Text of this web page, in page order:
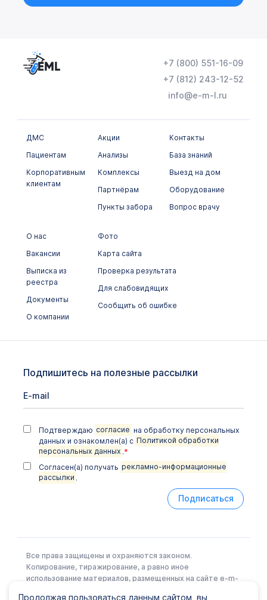
+7 (800) 551-16-09
+7 (812) 243-12-52
info@e-m-l.ru
ДМС
Пациентам
Корпоративным
клиентам
Акции
Анализы
Комплексы
Партнёрам
Пункты забора
Контакты
База знаний
Выезд на дом
Оборудование
Вопрос врачу
О нас
Вакансии
Выписка из
реестра
Документы
О компании
Фото
Карта сайта
Проверка результата
Для слабовидящих
Сообщить об ошибке
Подпишитесь на полезные рассылки
Подтверждаю согласие на обработку персональных
данных и ознакомлен(а) с Политикой обработки
персональных данных .*
Согласен(а) получать рекламно-информационные
рассылки .
Подписаться
Все права защищены и охраняются законом.
Копирование, тиражирование, а равно иное
использование материалов, размещенных на сайте e-m-
Продолжая пользоваться данным сайтом, вы